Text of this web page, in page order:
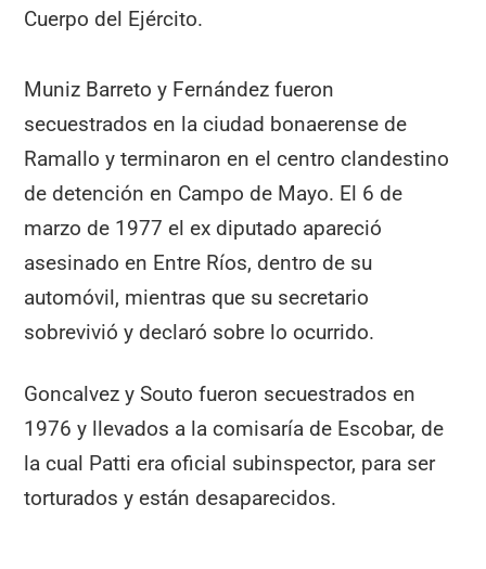
Cuerpo del Ejército.
Muniz Barreto y Fernández fueron
secuestrados en la ciudad bonaerense de
Ramallo y terminaron en el centro clandestino
de detención en Campo de Mayo. El 6 de
marzo de 1977 el ex diputado apareció
asesinado en Entre Ríos, dentro de su
automóvil, mientras que su secretario
sobrevivió y declaró sobre lo ocurrido.
Goncalvez y Souto fueron secuestrados en
1976 y llevados a la comisaría de Escobar, de
la cual Patti era oficial subinspector, para ser
torturados y están desaparecidos.